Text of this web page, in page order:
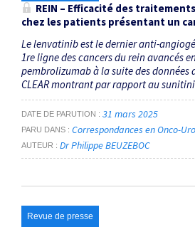
REIN – Efficacité des
chez les patients présentant un
Le lenvatinib est le dernier anti-
1re ligne des cancers du rein avancés
pembrolizumab à la suite des données
CLEAR montrant par rapport au
DATE DE PARUTION 31 mars 2025
PARU DANS Correspondances en Onco-
AUTEUR Dr Philippe BEUZEBOC
Revue de presse